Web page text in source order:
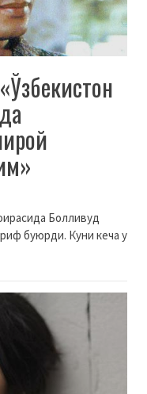
Болливуд
буюрди. Куни кеча у